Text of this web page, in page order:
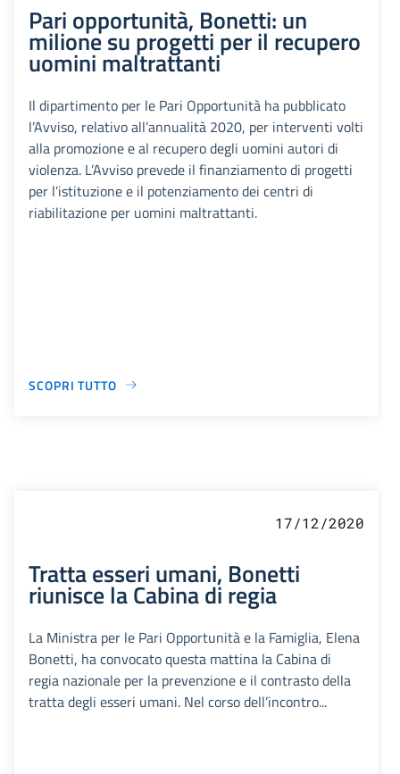
Pari opportunità, Bonetti: un
milione su progetti per il recupero
uomini maltrattanti
Il dipartimento per le Pari Opportunità ha pubblicato
l’Avviso, relativo all’annualità 2020, per interventi volti
alla promozione e al recupero degli uomini autori di
violenza. L’Avviso prevede il finanziamento di progetti
per l’istituzione e il potenziamento dei centri di
riabilitazione per uomini maltrattanti.
SCOPRI TUTTO
17/12/2020
Tratta esseri umani, Bonetti
riunisce la Cabina di regia
La Ministra per le Pari Opportunità e la Famiglia, Elena
Bonetti, ha convocato questa mattina la Cabina di
regia nazionale per la prevenzione e il contrasto della
tratta degli esseri umani. Nel corso dell’incontro...